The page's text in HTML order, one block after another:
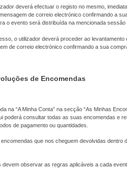
deverá efectuar o registo no mesmo,
de correio electrónico confirmando a
o evento será distribuída na mencionada sessão
o utilizador deverá proceder ao
de correio electrónico confirmando a sua
de Encomendas
na “A Minha Conta” na secção “As Minhas
poderá consultar todas as suas encomendas e
de pagamento ou quantidades.
que nos cheguem devolvidas dentro
observar as regras aplicáveis a cada